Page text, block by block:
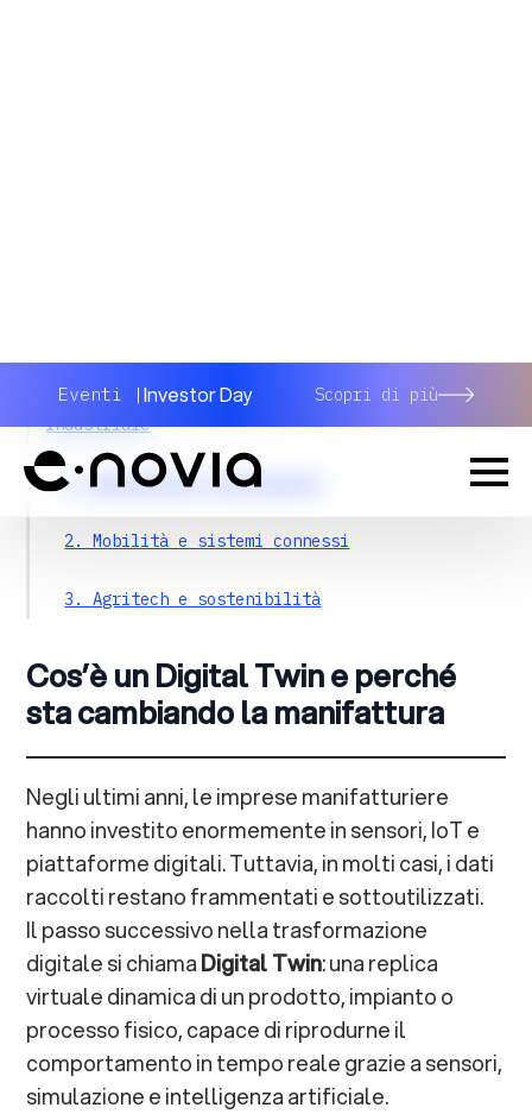
Digital Twin: esempi reali di applicazione
industriale
1. Manifattura intelligente
2. Mobilità e sistemi connessi
3. Agritech e sostenibilità
Twin
Tipologie di Digital Twin: dai componenti ai
processi
Component Twin
System Twin
Process Twin
L’approccio e-Novia: dal dato all’azione con
Cos’è un Digital Twin e perché
sta cambiando la manifattura
Negli ultimi anni, le imprese manifatturiere
hanno investito enormemente in sensori, IoT e
piattaforme digitali. Tuttavia, in molti casi, i dati
raccolti restano frammentati e sottoutilizzati.
Il passo successivo nella trasformazione
digitale si chiamaDigital Twin: una replica
virtuale dinamica di un prodotto, impianto o
processo fisico, capace di riprodurne il
comportamento in tempo reale grazie a sensori,
simulazione e intelligenza artificiale.